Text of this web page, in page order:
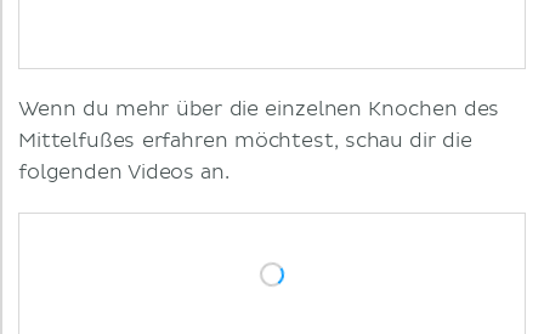
Wenn du mehr über die einzelnen Knochen des
Mittelfußes erfahren möchtest, schau dir die
folgenden Videos an.